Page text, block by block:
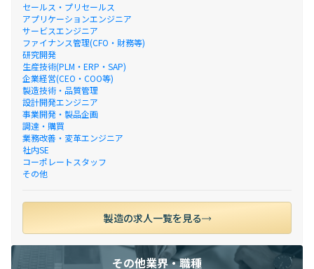
セールス・プリセールス
アプリケーションエンジニア
サービスエンジニア
ファイナンス管理(CFO・財務等)
研究開発
生産技術(PLM・ERP・SAP)
企業経営(CEO・COO等)
製造技術・品質管理
設計開発エンジニア
事業開発・製品企画
調達・購買
業務改善・変革エンジニア
社内SE
コーポレートスタッフ
その他
製造の求人一覧を見る
その他業界・職種